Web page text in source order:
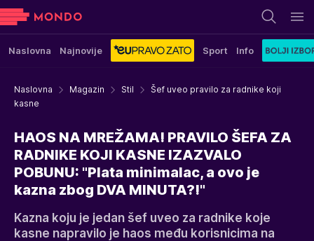
Naslovna Najnovije Sport Info
Naslovna Magazin Stil
Šef uveo pravilo za radnike koji
kasne
HAOS NA MREŽAMA! PRAVILO ŠEFA ZA
RADNIKE KOJI KASNE IZAZVALO
POBUNU: "Plata minimalac, a ovo je
kazna zbog DVA MINUTA?!"
Kazna koju je jedan šef uveo za radnike koje
kasne napravilo je haos među korisnicima na